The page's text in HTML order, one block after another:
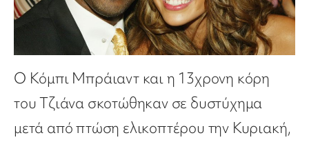
Ο Κόμπι Μπράιαντ και η 13χρονη κόρη
του Τζιάνα σκοτώθηκαν σε δυστύχημα
μετά από πτώση ελικοπτέρου την Κυριακή,